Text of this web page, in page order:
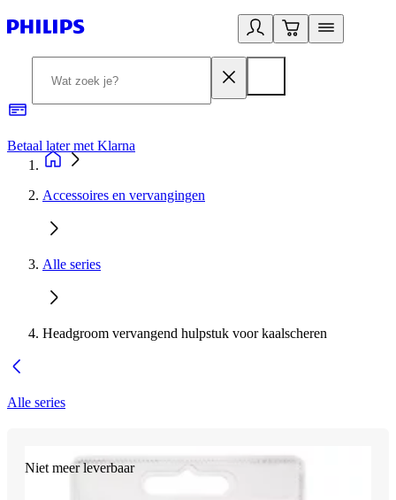
Betaal later met Klarna
Accessoires en vervangingen
Alle series
Headgroom vervangend hulpstuk voor kaalscheren
Alle series
Niet meer leverbaar